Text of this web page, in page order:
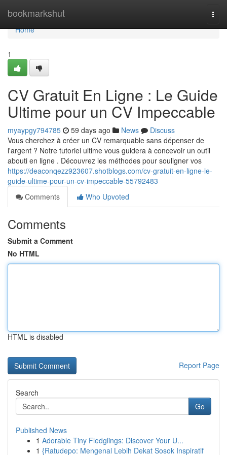
bookmarkshut
Home
Home
1
CV Gratuit En Ligne : Le Guide
Ultime pour un CV Impeccable
myaypgy794785 59 days ago News
Discuss
Vous cherchez à créer un CV remarquable sans dépenser de
l'argent ? Notre tutoriel ultime vous guidera à concevoir un outil
abouti en ligne . Découvrez les méthodes pour souligner vos
https://deaconqezz923607.shotblogs.com/cv-gratuit-en-ligne-le-
guide-ultime-pour-un-cv-impeccable-55792483
Comments
Who Upvoted
Comments
Submit a Comment
No HTML
HTML is disabled
Report Page
Search
Go
Published News
1 Adorable Tiny Fledglings: Discover Your U...
1 {Ratudepo: Mengenal Lebih Dekat Sosok Inspiratif